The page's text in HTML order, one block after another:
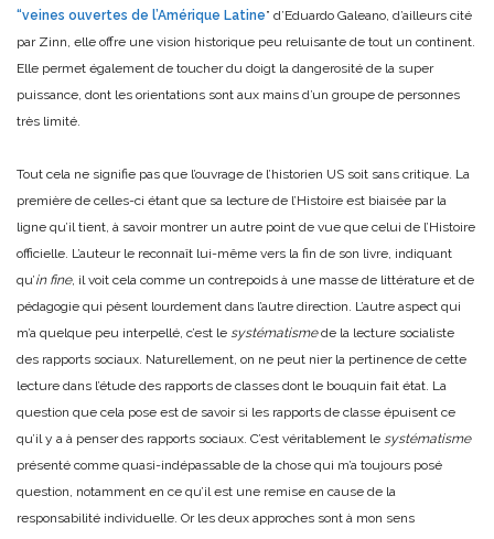
“veines ouvertes de l’Amérique Latine” d’Eduardo Galeano, d’ailleurs cité
par Zinn, elle offre une vision historique peu reluisante de tout un continent.
Elle permet également de toucher du doigt la dangerosité de la super
puissance, dont les orientations sont aux mains d’un groupe de personnes
très limité.
Tout cela ne signifie pas que l’ouvrage de l’historien US soit sans critique. La
première de celles-ci étant que sa lecture de l’Histoire est biaisée par la
ligne qu’il tient, à savoir montrer un autre point de vue que celui de l’Histoire
officielle. L’auteur le reconnaît lui-même vers la fin de son livre, indiquant
qu’in fine, il voit cela comme un contrepoids à une masse de littérature et de
pédagogie qui pèsent lourdement dans l’autre direction. L’autre aspect qui
m’a quelque peu interpellé, c’est le systématismede la lecture socialiste
des rapports sociaux. Naturellement, on ne peut nier la pertinence de cette
lecture dans l’étude des rapports de classes dont le bouquin fait état. La
question que cela pose est de savoir si les rapports de classe épuisent ce
qu’il y a à penser des rapports sociaux. C’est véritablement le systématisme
présenté comme quasi-indépassable de la chose qui m’a toujours posé
question, notamment en ce qu’il est une remise en cause de la
responsabilité individuelle. Or les deux approches sont à mon sens